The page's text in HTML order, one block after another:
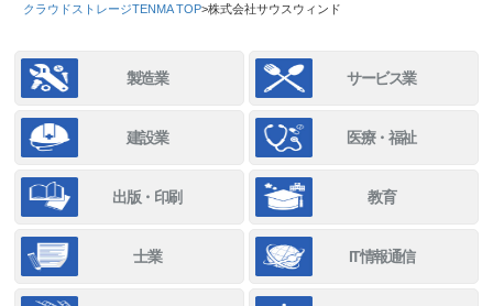
クラウドストレージTENMA TOP>株式会社サウスウィンド
製造業 サービス業
建設業 医療・福祉
出版・印刷 教育
士業 IT情報通信